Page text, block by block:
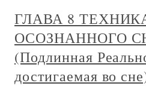
ГЛАВА 8
ОСОЗНАННОГО
(Подлинная
достигаемая во